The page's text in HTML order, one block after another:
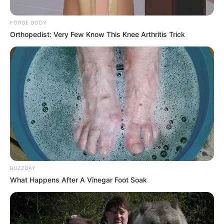
Composición | Colprensa - Pexels
Inseguridad en la Caracas por obras del Metro de Bogotá.
Por: Anthonny José Galindo Florian
Julio 30, 2025
FORGE BODY
Orthopedist: Very Few Know This Knee Arthritis Trick
BUZZDAY
What Happens After A Vinegar Foot Soak